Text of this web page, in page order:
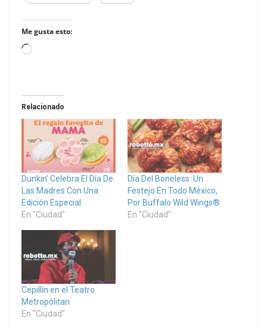
Me gusta esto:
Loading…
Relacionado
Dunkin’ Celebra El Día De
Las Madres Con Una
Edición Especial
En "Ciudad"
Día Del Boneless: Un
Festejo En Todo México,
Por Buffalo Wild Wings®
En "Ciudad"
Cepillín en el Teatro
Metropólitan
En "Ciudad"